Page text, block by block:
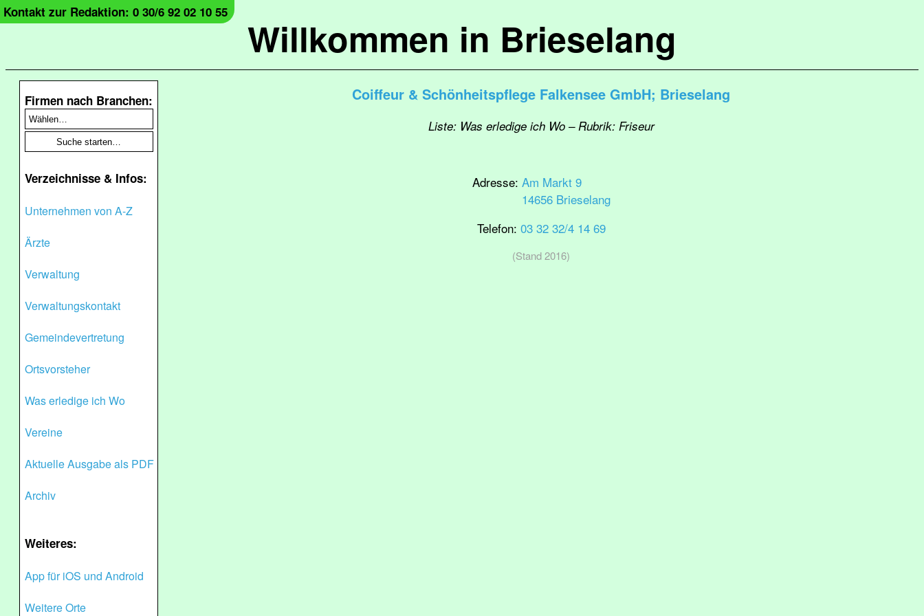
Willkommen in Brieselang
Kontakt zur Redaktion: 0 30/6 92 02 10 55
Firmen nach Branchen:
Verzeichnisse & Infos:
Unternehmen von A-Z
Ärzte
Verwaltung
Verwaltungskontakt
Gemeindevertretung
Ortsvorsteher
Was erledige ich Wo
Vereine
Aktuelle Ausgabe als PDF
Archiv
Weiteres:
App für iOS und Android
Weitere Orte
Coiffeur & Schönheitspflege Falkensee GmbH; Brieselang
Liste: Was erledige ich Wo – Rubrik: Friseur
Adresse: Am Markt 9
14656 Brieselang
Telefon: 03 32 32/4 14 69
(Stand 2016)